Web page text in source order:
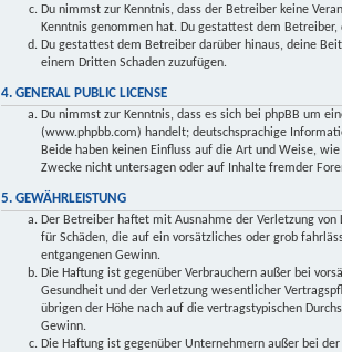
Du nimmst zur Kenntnis, dass der Betreiber keine
Kenntnis genommen hat. Du gestattest dem
Du gestattest dem Betreiber darüber hinaus, deine
einem Dritten Schaden zuzufügen.
4. GENERAL PUBLIC LICENSE
Du nimmst zur Kenntnis, dass es sich bei phpBB um
(www.phpbb.com) handelt; deutschsprachige
Beide haben keinen Einfluss auf die Art und Weise,
Zwecke nicht untersagen oder auf Inhalte fremder
5. GEWÄHRLEISTUNG
Der Betreiber haftet mit Ausnahme der Verletzung
für Schäden, die auf ein vorsätzliches oder grob
entgangenen Gewinn.
Die Haftung ist gegenüber Verbrauchern außer bei
Gesundheit und der Verletzung wesentlicher
übrigen der Höhe nach auf die vertragstypischen
Gewinn.
Die Haftung ist gegenüber Unternehmern außer bei